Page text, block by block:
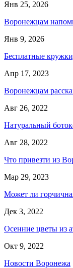
Янв 25, 2026
Воронежцам
Янв 9, 2026
Бесплатные
Апр 17, 2023
Воронежцам
Авг 26, 2022
Натуральный
Авг 28, 2022
Что привезти из
Мар 29, 2023
Может ли
Дек 3, 2022
Осенние цветы из
Окт 9, 2022
Новости Воронежа